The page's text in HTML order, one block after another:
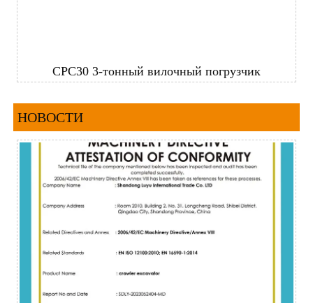
CPC30 3-тонный вилочный погрузчик
НОВОСТИ